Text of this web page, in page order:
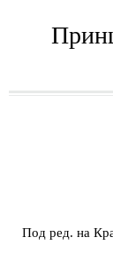
Под ред. на